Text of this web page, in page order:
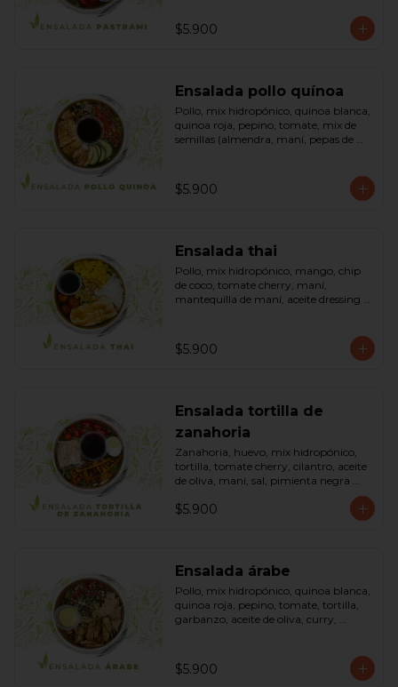
(vinagre de vino blanco, azúcar,
mostaza). Bowl.
$5.900
Ensalada pollo quínoa
Pollo, mix hidropónico, quinoa blanca,
quinoa roja, pepino, tomate, mix de
semillas (almendra, maní, pepas de
mostaza (salsa de soya, azúcar, limón,
aceite de sésamo y mostaza). Bowl.
$5.900
Ensalada thai
Pollo, mix hidropónico, mango, chip
de coco, tomate cherry, maní,
mantequilla de maní, aceite dressing
$5.900
Ensalada tortilla de
zanahoria
Zanahoria, huevo, mix hidropónico,
tortilla, tomate cherry, cilantro, aceite
de oliva, maní, sal, pimienta negra
soya, azúcar, limón, aceite de sésamo
$5.900
Ensalada árabe
Pollo, mix hidropónico, quinoa blanca,
quinoa roja, pepino, tomate, tortilla,
garbanzo, aceite de oliva, curry,
Bowl.
$5.900